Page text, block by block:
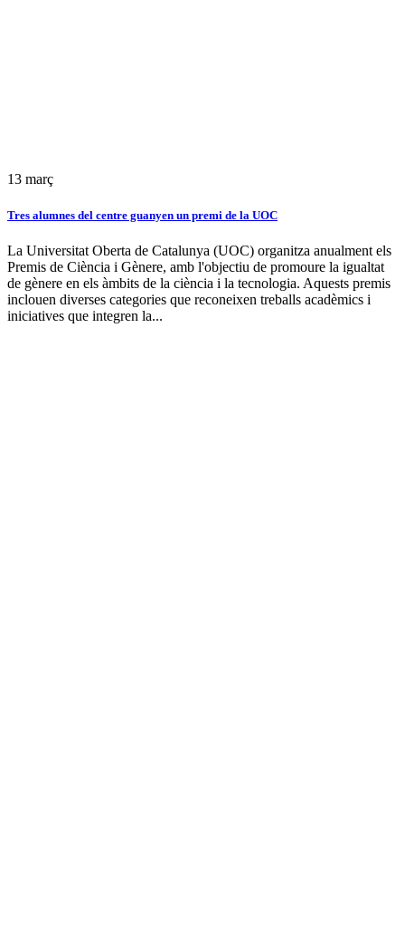
13 març
Tres alumnes del centre guanyen un premi de la UOC
La Universitat Oberta de Catalunya (UOC) organitza anualment els
Premis de Ciència i Gènere, amb l'objectiu de promoure la igualtat
de gènere en els àmbits de la ciència i la tecnologia. Aquests premis
inclouen diverses categories que reconeixen treballs acadèmics i
iniciatives que integren la...